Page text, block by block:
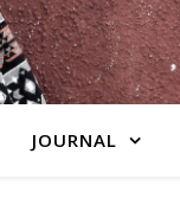
JOURNAL